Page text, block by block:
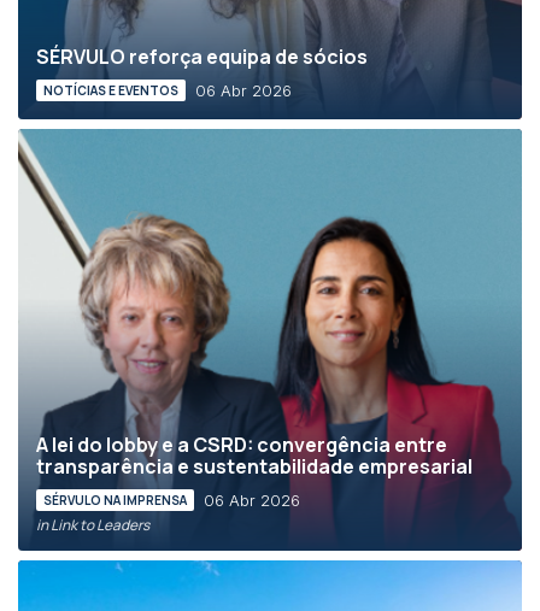
SÉRVULO reforça equipa de sócios
NOTÍCIAS E EVENTOS 06 Abr 2026
A lei do lobby e a CSRD: convergência entre
transparência e sustentabilidade empresarial
SÉRVULO NA IMPRENSA 06 Abr 2026
in Link to Leaders